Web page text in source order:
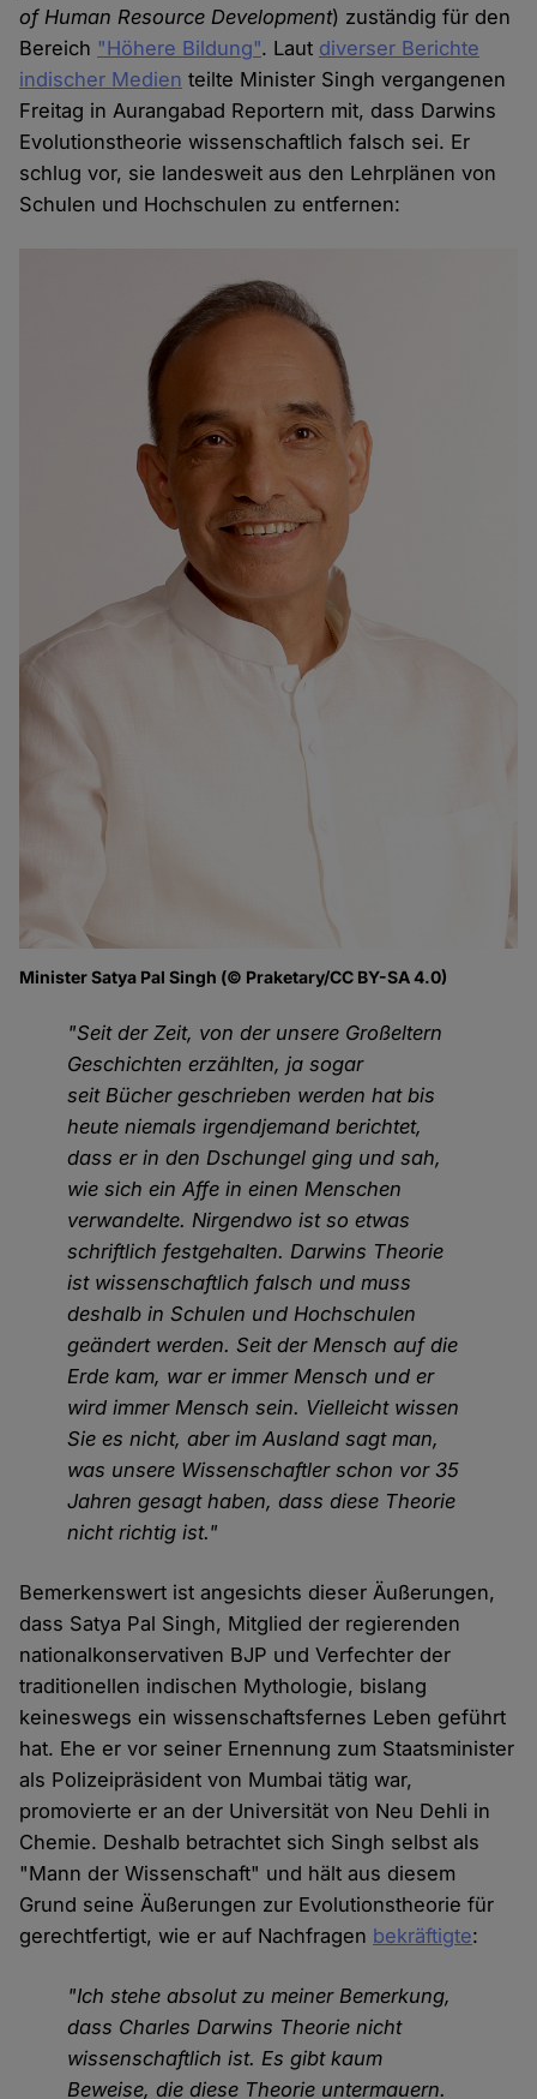
of Human Resource Development) zuständig für den
Bereich "Höhere Bildung". Laut diverser Berichte
indischer Medien teilte Minister Singh vergangenen
Freitag in Aurangabad Reportern mit, dass Darwins
Evolutionstheorie wissenschaftlich falsch sei. Er
schlug vor, sie landesweit aus den Lehrplänen von
Schulen und Hochschulen zu entfernen:
Minister Satya Pal Singh (© Praketary/CC BY-SA 4.0)
"Seit der Zeit, von der unsere Großeltern
Geschichten erzählten, ja sogar
seit Bücher geschrieben werden hat bis
heute niemals irgendjemand berichtet,
dass er in den Dschungel ging und sah,
wie sich ein Affe in einen Menschen
verwandelte. Nirgendwo ist so etwas
schriftlich festgehalten. Darwins Theorie
ist wissenschaftlich falsch und muss
deshalb in Schulen und Hochschulen
geändert werden. Seit der Mensch auf die
Erde kam, war er immer Mensch und er
wird immer Mensch sein. Vielleicht wissen
Sie es nicht, aber im Ausland sagt man,
was unsere Wissenschaftler schon vor 35
Jahren gesagt haben, dass diese Theorie
nicht richtig ist."
Bemerkenswert ist angesichts dieser Äußerungen,
dass Satya Pal Singh, Mitglied der regierenden
nationalkonservativen BJP und Verfechter der
traditionellen indischen Mythologie, bislang
keineswegs ein wissenschaftsfernes Leben geführt
hat. Ehe er vor seiner Ernennung zum Staatsminister
als Polizeipräsident von Mumbai tätig war,
promovierte er an der Universität von Neu Dehli in
Chemie. Deshalb betrachtet sich Singh selbst als
"Mann der Wissenschaft" und hält aus diesem
Grund seine Äußerungen zur Evolutionstheorie für
gerechtfertigt, wie er auf Nachfragen bekräftigte:
"Ich stehe absolut zu meiner Bemerkung,
dass Charles Darwins Theorie nicht
wissenschaftlich ist. Es gibt kaum
Beweise, die diese Theorie untermauern.